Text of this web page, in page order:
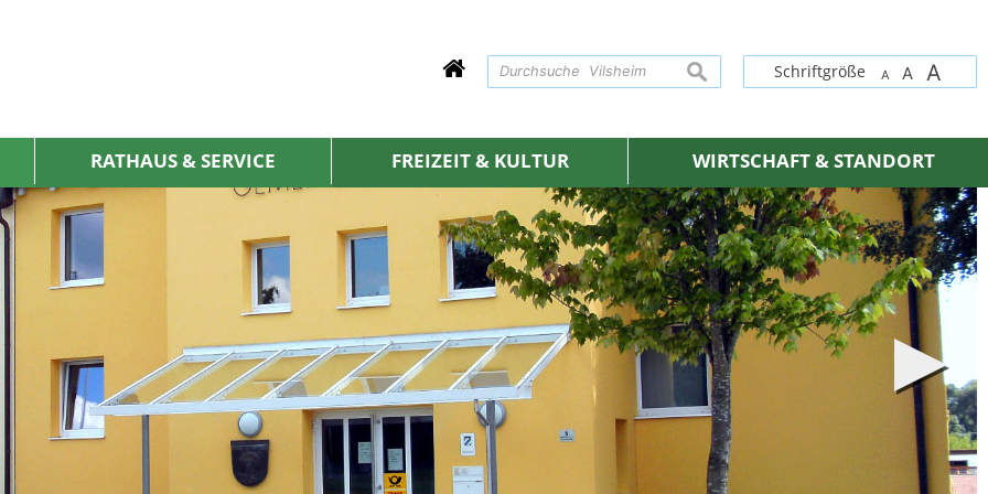
Schriftgröße A A A
suchen
RATHAUS & SERVICE FREIZEIT & KULTUR WIRTSCHAFT & STANDORT